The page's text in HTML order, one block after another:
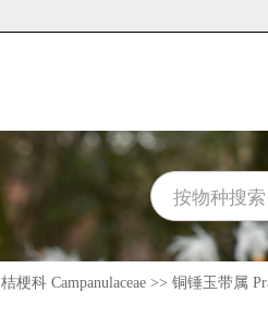
桔梗科 Campanulaceae >> 铜锤玉带属